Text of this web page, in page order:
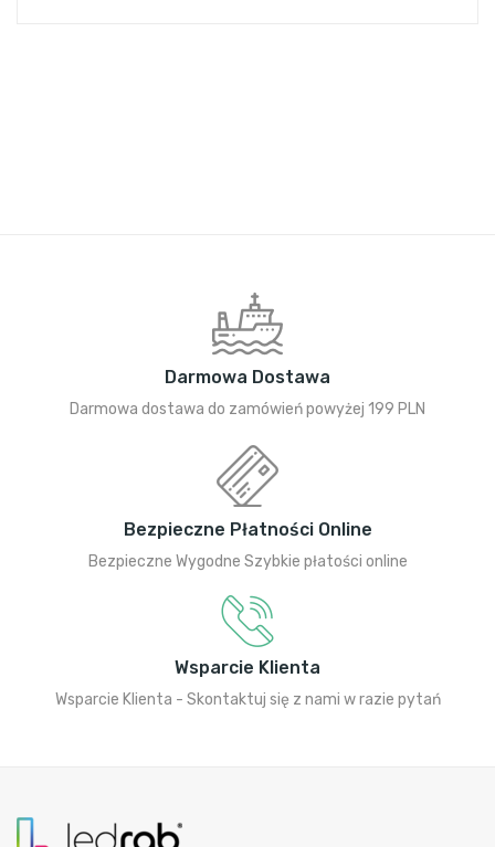
Darmowa Dostawa
Darmowa dostawa do zamówień powyżej 199 PLN
Bezpieczne Płatności Online
Bezpieczne Wygodne Szybkie płatości online
Wsparcie Klienta
Wsparcie Klienta - Skontaktuj się z nami w razie pytań